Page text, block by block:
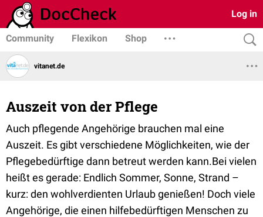
Log in
Community Flexikon Shop
vitanet.de
Auszeit von der Pflege
Auch pflegende Angehörige brauchen mal eine
Auszeit. Es gibt verschiedene Möglichkeiten, wie der
Pflegebedürftige dann betreut werden kann.Bei vielen
heißt es gerade: Endlich Sommer, Sonne, Strand –
kurz: den wohlverdienten Urlaub genießen! Doch viele
Angehörige, die einen hilfebedürftigen Menschen zu